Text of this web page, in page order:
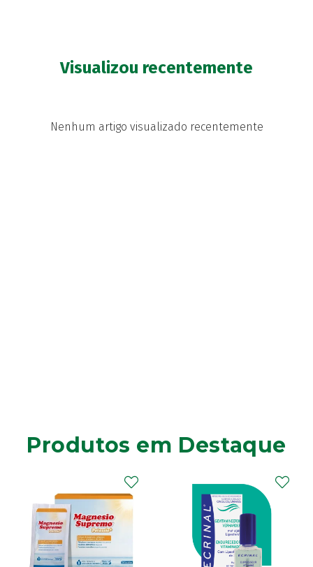
Visualizou recentemente
Nenhum artigo visualizado recentemente
Produtos em Destaque